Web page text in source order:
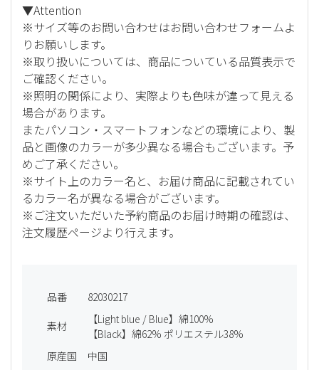
▼Attention
※サイズ等のお問い合わせはお問い合わせフォームよ
りお願いします。
※取り扱いについては、商品についている品質表示で
ご確認ください。
※照明の関係により、実際よりも色味が違って見える
場合があります。
またパソコン・スマートフォンなどの環境により、製
品と画像のカラーが多少異なる場合もございます。予
めご了承ください。
※サイト上のカラー名と、お届け商品に記載されてい
るカラー名が異なる場合がございます。
※ご注文いただいた予約商品のお届け時期の確認は、
注文履歴ページより行えます。
品番 82030217
素材
【Light blue / Blue】綿100%
【Black】綿62% ポリエステル38%
原産国
中国